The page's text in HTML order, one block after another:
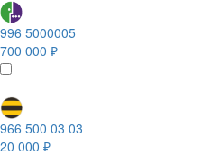
996 5000005
700 000 ₽
966 500 03 03
20 000 ₽